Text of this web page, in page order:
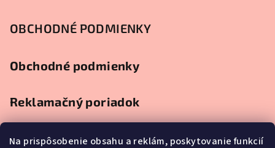
Na prispôsobenie obsahu a reklám, poskytovanie funkcií
OBCHODNÉ PODMIENKY
Obchodné podmienky
Reklamačný poriadok
Ochrana osobných údajov